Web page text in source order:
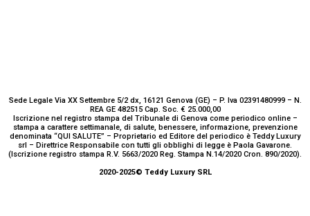
Sede Legale Via XX Settembre 5/2 dx, 16121 Genova (GE) – P. Iva 02391480999 – N.
REA GE 482515 Cap. Soc. € 25.000,00
Iscrizione nel registro stampa del Tribunale di Genova come periodico online –
stampa a carattere settimanale, di salute, benessere, informazione, prevenzione
denominata “QUI SALUTE” – Proprietario ed Editore del periodico è Teddy Luxury
srl – Direttrice Responsabile con tutti gli obblighi di legge è Paola Gavarone.
(Iscrizione registro stampa R.V. 5663/2020 Reg. Stampa N.14/2020 Cron. 890/2020).
2020-2025© Teddy Luxury SRL